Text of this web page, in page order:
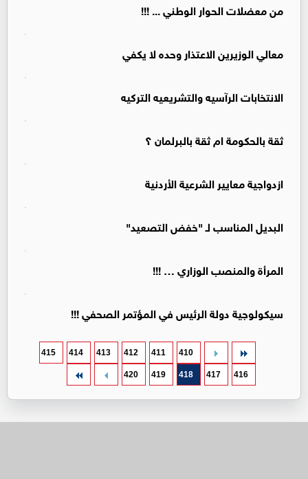
من معضلات الحوار الوطني ... !!!
معالي الوزيرين الاعتذار وحده لا يكفي
الانتخابات الرآسيه والتشريعيه التركيه
ثقة بالحكومة ام ثقة بالبرلمان ؟
ازدواجية معايير الشرعية الأردنية
البديل المناسب لـ "خفض التصعيد"
المرأة والمنصب الوزاري … !!!
سيكولوجية دولة الرئيس في المؤتمر الصحفي !!!
410
411
412
413
414
415
416
417
418
419
420